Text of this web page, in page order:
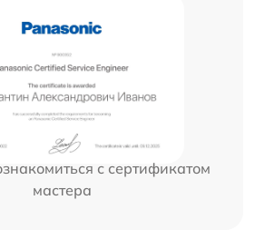
с сертификатом
мастера